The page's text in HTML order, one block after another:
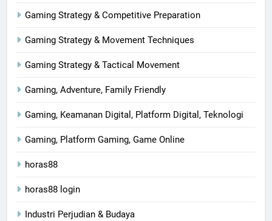
Gaming Strategy & Competitive Preparation
Gaming Strategy & Movement Techniques
Gaming Strategy & Tactical Movement
Gaming, Adventure, Family Friendly
Gaming, Keamanan Digital, Platform Digital, Teknologi
Gaming, Platform Gaming, Game Online
horas88
horas88 login
Industri Perjudian & Budaya